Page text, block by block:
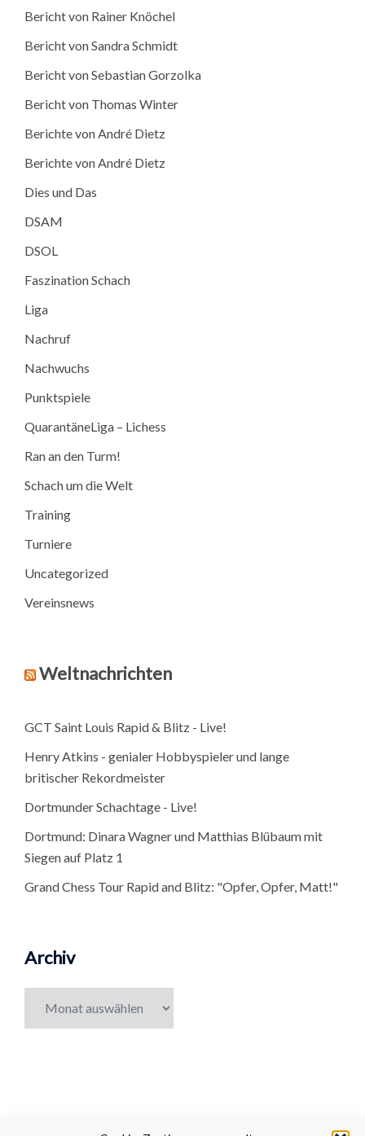
Bericht von Rainer Knöchel
Bericht von Sandra Schmidt
Bericht von Sebastian Gorzolka
Bericht von Thomas Winter
Berichte von André Dietz
Berichte von André Dietz
Dies und Das
DSAM
DSOL
Faszination Schach
Liga
Nachruf
Nachwuchs
Punktspiele
QuarantäneLiga – Lichess
Ran an den Turm!
Schach um die Welt
Training
Turniere
Uncategorized
Vereinsnews
Weltnachrichten
GCT Saint Louis Rapid & Blitz - Live!
Henry Atkins - genialer Hobbyspieler und lange
britischer Rekordmeister
Dortmunder Schachtage - Live!
Dortmund: Dinara Wagner und Matthias Blübaum mit
Siegen auf Platz 1
Grand Chess Tour Rapid and Blitz: "Opfer, Opfer, Matt!"
Archiv